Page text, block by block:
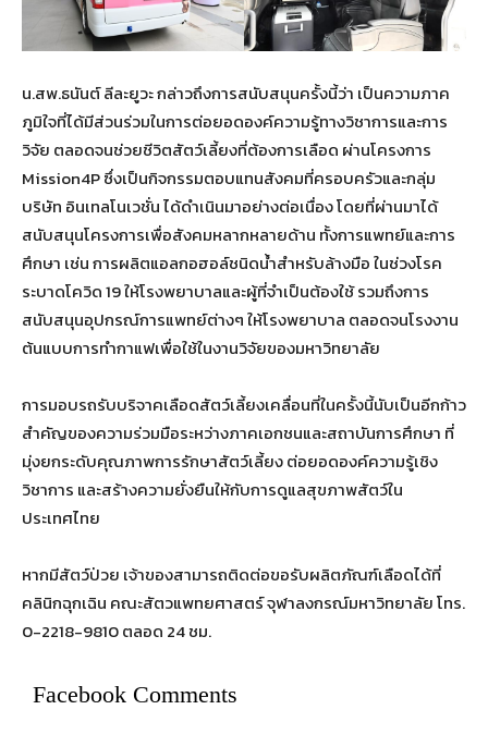
น.สพ.ธนันต์ ลีละยูวะ กล่าวถึงการสนับสนุนครั้งนี้ว่า เป็นความภาค
ภูมิใจที่ได้มีส่วนร่วมในการต่อยอดองค์ความรู้ทางวิชาการและการ
วิจัย ตลอดจนช่วยชีวิตสัตว์เลี้ยงที่ต้องการเลือด ผ่านโครงการ
Mission4P ซึ่งเป็นกิจกรรมตอบแทนสังคมที่ครอบครัวและกลุ่ม
บริษัท อินเทลโนเวชั่น ได้ดำเนินมาอย่างต่อเนื่อง โดยที่ผ่านมาได้
สนับสนุนโครงการเพื่อสังคมหลากหลายด้าน ทั้งการแพทย์และการ
ศึกษา เช่น การผลิตแอลกอฮอล์ชนิดน้ำสำหรับล้างมือ ในช่วงโรค
ระบาดโควิด 19 ให้โรงพยาบาลและผู้ที่จำเป็นต้องใช้ รวมถึงการ
สนับสนุนอุปกรณ์การแพทย์ต่างๆ ให้โรงพยาบาล ตลอดจนโรงงาน
ต้นแบบการทำกาแฟเพื่อใช้ในงานวิจัยของมหาวิทยาลัย
การมอบรถรับบริจาคเลือดสัตว์เลี้ยงเคลื่อนที่ในครั้งนี้นับเป็นอีกก้าว
สำคัญของความร่วมมือระหว่างภาคเอกชนและสถาบันการศึกษา ที่
มุ่งยกระดับคุณภาพการรักษาสัตว์เลี้ยง ต่อยอดองค์ความรู้เชิง
วิชาการ และสร้างความยั่งยืนให้กับการดูแลสุขภาพสัตว์ใน
ประเทศไทย
หากมีสัตว์ป่วย เจ้าของสามารถติดต่อขอรับผลิตภัณฑ์เลือดได้ที่
คลินิกฉุกเฉิน คณะสัตวแพทยศาสตร์ จุฬาลงกรณ์มหาวิทยาลัย โทร.
0-2218-9810 ตลอด 24 ชม.
Facebook Comments